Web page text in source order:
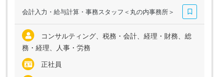
会計入力・給与計算・事務スタッフ＜丸の内事務所＞
コンサルティング、税務・会計、経理・財務、総
務・経理、人事・労務
正社員